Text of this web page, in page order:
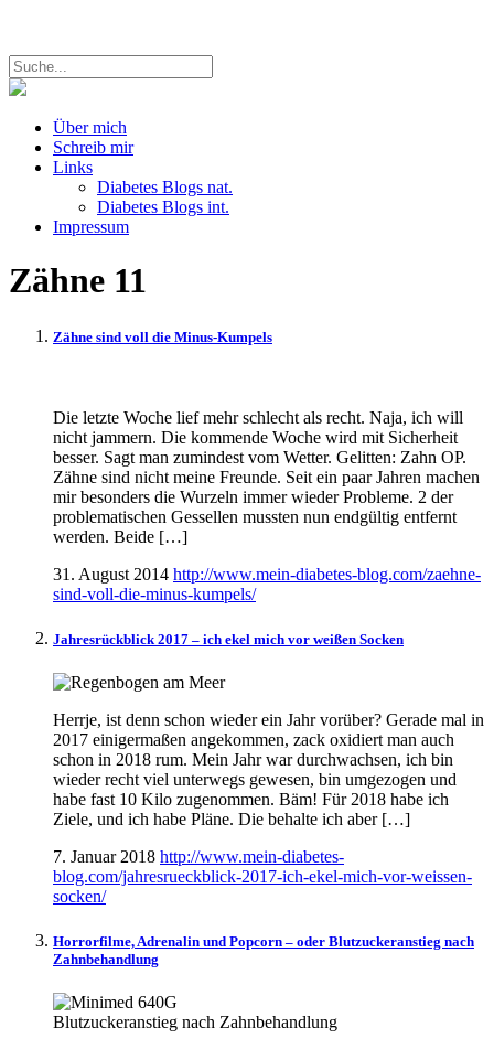
Über mich
Schreib mir
Links
Diabetes Blogs nat.
Diabetes Blogs int.
Impressum
Zähne 11
Zähne sind voll die Minus-Kumpels
Die letzte Woche lief mehr schlecht als recht. Naja, ich will
nicht jammern. Die kommende Woche wird mit Sicherheit
besser. Sagt man zumindest vom Wetter. Gelitten: Zahn OP.
Zähne sind nicht meine Freunde. Seit ein paar Jahren machen
mir besonders die Wurzeln immer wieder Probleme. 2 der
problematischen Gessellen mussten nun endgültig entfernt
werden. Beide […]
31. August 2014 http://www.mein-diabetes-blog.com/zaehne-
sind-voll-die-minus-kumpels/
Jahresrückblick 2017 – ich ekel mich vor weißen Socken
Herrje, ist denn schon wieder ein Jahr vorüber? Gerade mal in
2017 einigermaßen angekommen, zack oxidiert man auch
schon in 2018 rum. Mein Jahr war durchwachsen, ich bin
wieder recht viel unterwegs gewesen, bin umgezogen und
habe fast 10 Kilo zugenommen. Bäm! Für 2018 habe ich
Ziele, und ich habe Pläne. Die behalte ich aber […]
7. Januar 2018 http://www.mein-diabetes-
blog.com/jahresrueckblick-2017-ich-ekel-mich-vor-weissen-
socken/
Horrorfilme, Adrenalin und Popcorn – oder Blutzuckeranstieg nach
Zahnbehandlung
Blutzuckeranstieg nach Zahnbehandlung